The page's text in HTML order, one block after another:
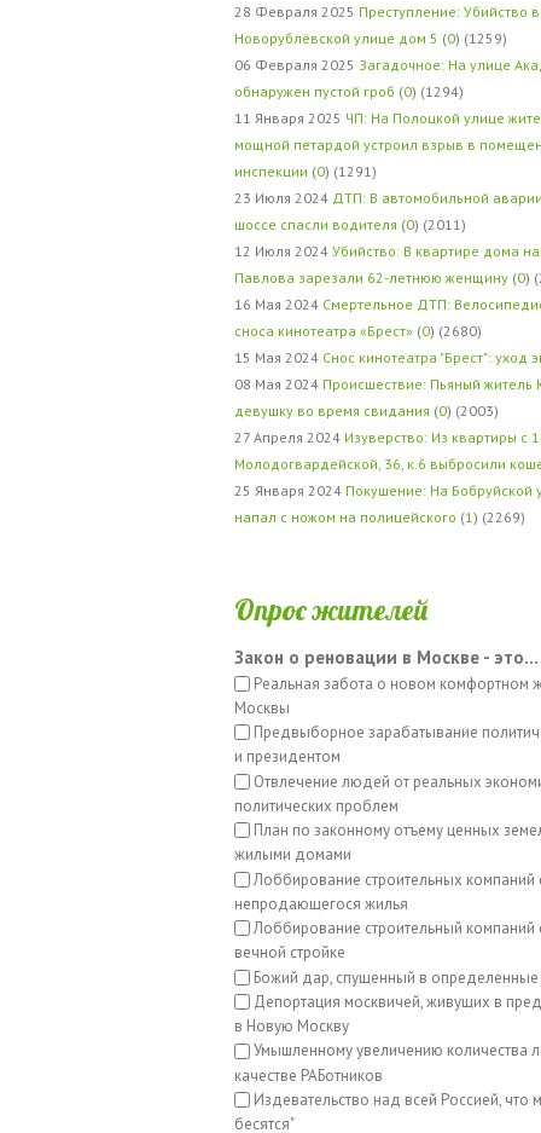
28 Февраля 2025 Преступление: Убийство
Новорублёвской улице дом 5 (0) (1259)
06 Февраля 2025 Загадочное: На улице
обнаружен пустой гроб (0) (1294)
11 Января 2025 ЧП: На Полоцкой улице
мощной петардой устроил взрыв в
инспекции (0) (1291)
23 Июля 2024 ДТП: В автомобильной
шоссе спасли водителя (0) (2011)
12 Июля 2024 Убийство: В квартире дома
Павлова зарезали 62-летнюю женщину (0)
16 Мая 2024 Смертельное ДТП:
сноса кинотеатра «Брест» (0) (2680)
15 Мая 2024 Снос кинотеатра "Брест": уход
08 Мая 2024 Происшествие: Пьяный житель
девушку во время свидания (0) (2003)
27 Апреля 2024 Изуверство: Из квартиры с
Молодогвардейской, 36, к.6 выбросили
25 Января 2024 Покушение: На Бобруйской
напал с ножом на полицейского (1 ) (2269)
Опрос жителей
Закон о реновации в Москве - это...
Реальная забота о новом комфортном
Москвы
Предвыборное зарабатывание
и президентом
Отвлечение людей от реальных
политических проблем
План по законному отъему ценных
жилыми домами
Лоббирование строительных компаний
непродающегося жилья
Лоббирование строительный компаний
вечной стройке
Божий дар, спущенный в
Депортация москвичей, живущих в
в Новую Москву
Умышленному увеличению количества
качестве РАБотников
Издевательство над всей Россией, что
бесятся"